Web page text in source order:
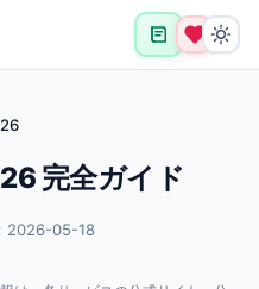
完全ガイド
2026-05-18